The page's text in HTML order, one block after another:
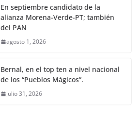
En septiembre candidato de la
alianza Morena-Verde-PT; también
del PAN
agosto 1, 2026
Bernal, en el top ten a nivel nacional
de los “Pueblos Mágicos”.
julio 31, 2026